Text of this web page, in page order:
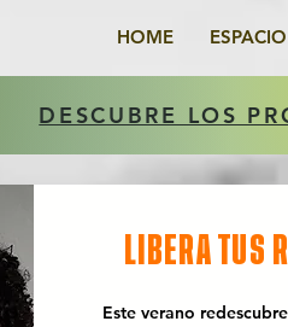
HOME ESPACIO
DESCUBRE LOS
LIBERA TUS
Este verano